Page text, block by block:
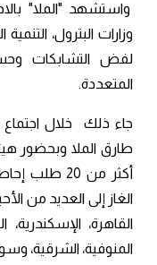
واستشهد "الملا"
وزارات البترول،
لفض التشابكات
المتعددة.
جاء ذلك خلال اجتماع
طارق الملا وبحضور
أكثر من 20
القاهرة، الإسكندرية،
المنوفية، الشرقية،